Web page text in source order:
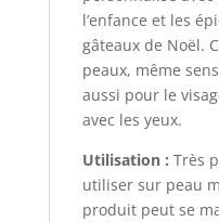
l’enfance et les
gâteaux de Noël.
peaux, même
aussi pour le
avec les yeux.
Utilisation : Très
utiliser sur peau
produit peut se